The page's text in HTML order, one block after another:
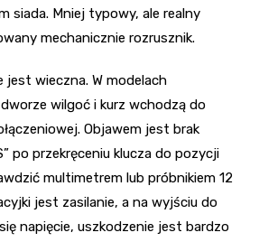
siada. Mniej typowy, ale realny
mechanicznie rozrusznik.
jest wieczna. W modelach
wilgoć i kurz wchodzą do
Objawem jest brak
po przekręceniu klucza do pozycji
multimetrem lub próbnikiem 12
jest zasilanie, a na wyjściu do
napięcie, uszkodzenie jest bardzo